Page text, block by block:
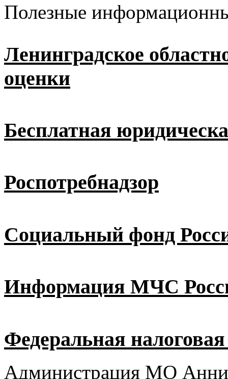
Полезные
Ленинградское
оценки
Бесплатная
Роспотребнадзор
Социальный фонд
Информация МЧС
Федеральная
Администрация МО